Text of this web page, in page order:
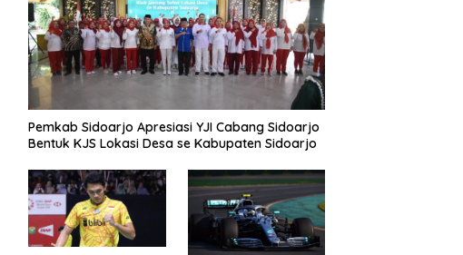
Pemkab Sidoarjo Apresiasi YJI Cabang Sidoarjo
Bentuk KJS Lokasi Desa se Kabupaten Sidoarjo